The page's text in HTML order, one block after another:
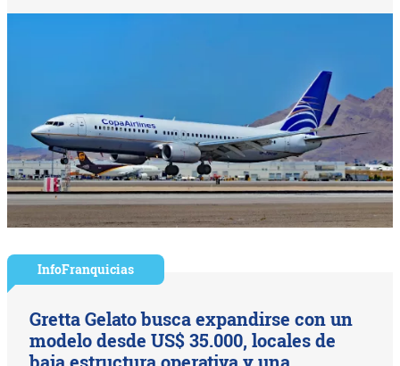
InfoFranquicias
Gretta Gelato busca expandirse con un
modelo desde US$ 35.000, locales de